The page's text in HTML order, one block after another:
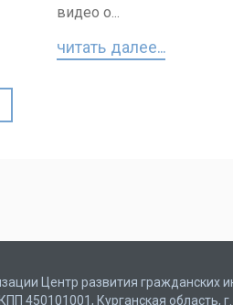
видео о...
читать далее...
Центр развития гражданских
450101001, Курганская область, г.